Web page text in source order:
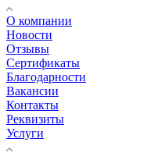
О компании
Новости
Отзывы
Сертификаты
Благодарности
Вакансии
Контакты
Реквизиты
Услуги